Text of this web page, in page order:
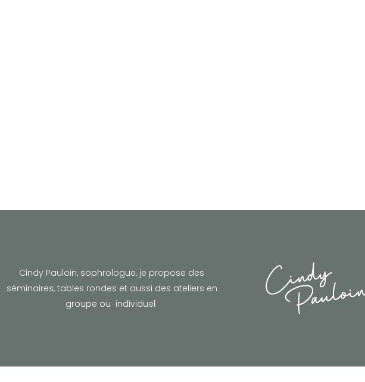
Cindy Pauloin, sophrologue, je propose des
séminaires, tables rondes et aussi des ateliers en
groupe ou individuel